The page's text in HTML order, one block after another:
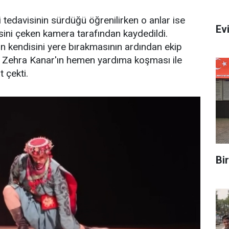
tedavisinin sürdüğü öğrenilirken o anlar ise
çeken kamera tarafından kaydedildi.
kendisini yere bırakmasının ardından ekip
Kanar'ın hemen yardıma koşması ile
çekti.